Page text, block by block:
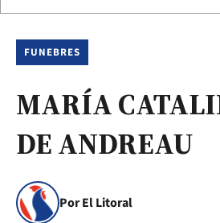
FUNEBRES
MARÍA
DE ANDREAU
Por El Litoral